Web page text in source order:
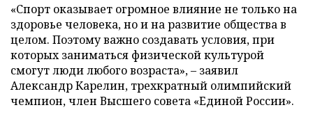
«Спорт оказывает огромное влияние не только на
здоровье человека, но и на развитие общества в
целом. Поэтому важно создавать условия, при
которых заниматься физической культурой
смогут люди любого возраста», – заявил
Александр Карелин, трехкратный олимпийский
чемпион, член Высшего совета «Единой России».